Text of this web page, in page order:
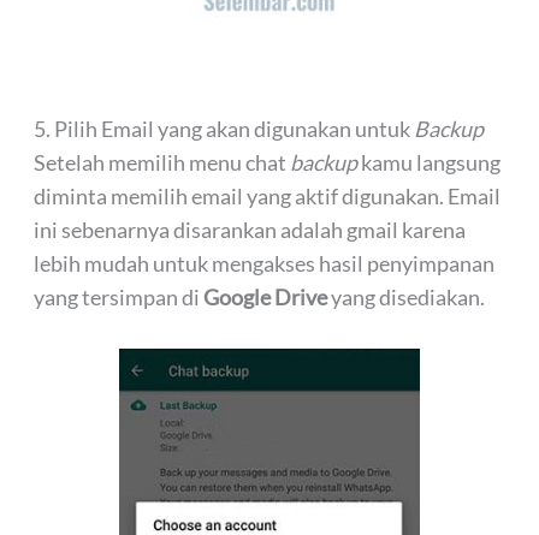
5. Pilih Email yang akan digunakan untuk Backup
Setelah memilih menu chat backupkamu langsung
diminta memilih email yang aktif digunakan. Email
ini sebenarnya disarankan adalah gmail karena
lebih mudah untuk mengakses hasil penyimpanan
yang tersimpan di Google Driveyang disediakan.